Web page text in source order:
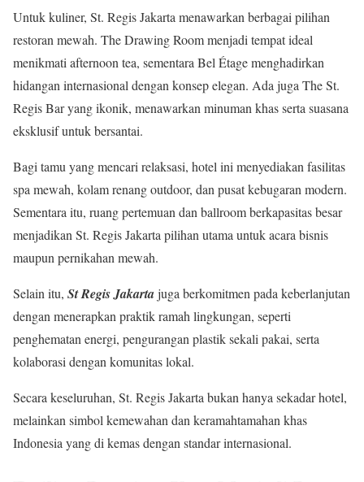
Untuk kuliner, St. Regis Jakarta menawarkan berbagai pilihan
restoran mewah. The Drawing Room menjadi tempat ideal
menikmati afternoon tea, sementara Bel Étage menghadirkan
hidangan internasional dengan konsep elegan. Ada juga The St.
Regis Bar yang ikonik, menawarkan minuman khas serta suasana
eksklusif untuk bersantai.
Bagi tamu yang mencari relaksasi, hotel ini menyediakan fasilitas
spa mewah, kolam renang outdoor, dan pusat kebugaran modern.
Sementara itu, ruang pertemuan dan ballroom berkapasitas besar
menjadikan St. Regis Jakarta pilihan utama untuk acara bisnis
maupun pernikahan mewah.
Selain itu, St Regis Jakartajuga berkomitmen pada keberlanjutan
dengan menerapkan praktik ramah lingkungan, seperti
penghematan energi, pengurangan plastik sekali pakai, serta
kolaborasi dengan komunitas lokal.
Secara keseluruhan, St. Regis Jakarta bukan hanya sekadar hotel,
melainkan simbol kemewahan dan keramahtamahan khas
Indonesia yang di kemas dengan standar internasional.